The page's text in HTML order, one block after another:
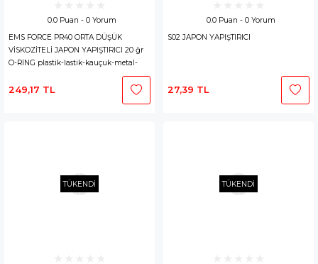
0.0 Puan - 0 Yorum
EMS FORCE PR40 ORTA DÜŞÜK
VİSKOZİTELİ JAPON YAPIŞTIRICI 20 ğr
O-RİNG plastik-lastik-kauçuk-metal-
249,17 TL
0.0 Puan - 0 Yorum
S02 JAPON YAPIŞTIRICI
27,39 TL
TÜKENDİ TÜKENDİ